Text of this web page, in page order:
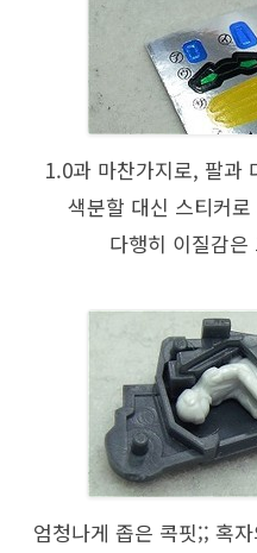
1.0과 마찬가지로, 팔과
색분할 대신 스티커
다행히 이질감
엄청나게 좁은 콕핏;; 혹